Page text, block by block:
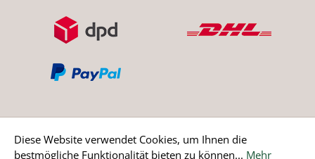
Bestellung widerrufen
Diese Website verwendet Cookies, um Ihnen die
bestmögliche Funktionalität bieten zu können... Mehr